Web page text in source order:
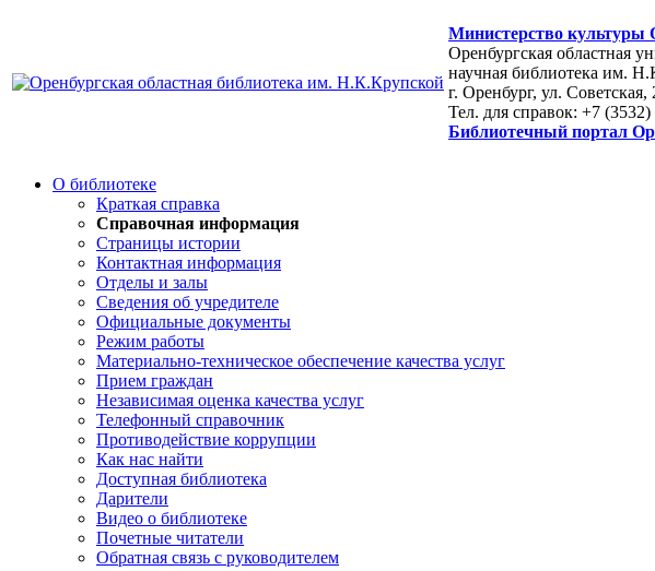
Министерство культуры
Оренбургская областная
научная библиотека им.
г. Оренбург, ул.
Тел. для справок: +7
Библиотечный портал
О библиотеке
Краткая справка
Справочная информация
Страницы истории
Контактная информация
Отделы и залы
Сведения об учредителе
Официальные документы
Режим работы
Материально-техническое обеспечение качества услуг
Прием граждан
Независимая оценка качества услуг
Телефонный справочник
Противодействие коррупции
Как нас найти
Доступная библиотека
Дарители
Видео о библиотеке
Почетные читатели
Обратная связь с руководителем